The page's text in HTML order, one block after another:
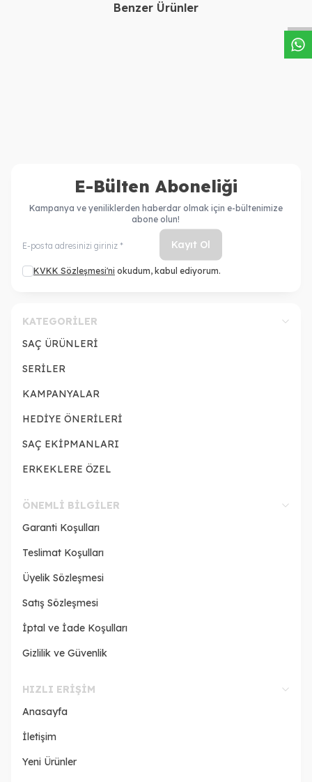
Benzer Ürünler
İnce Telli Saçlar için Enerji
E-Bülten Aboneliği
Kampanya ve yeniliklerden haberdar olmak için e-bültenimize
abone olun!
Kayıt Ol
KVKK Sözleşmesi'ni okudum, kabul ediyorum.
KATEGORILER
SAÇ ÜRÜNLERİ
SERİLER
KAMPANYALAR
HEDİYE ÖNERİLERİ
SAÇ EKİPMANLARI
ERKEKLERE ÖZEL
ÖNEMLI BILGILER
Garanti Koşulları
Teslimat Koşulları
Üyelik Sözleşmesi
Satış Sözleşmesi
İptal ve İade Koşulları
Gizlilik ve Güvenlik
HIZLI ERIŞIM
Anasayfa
İletişim
Yeni Ürünler